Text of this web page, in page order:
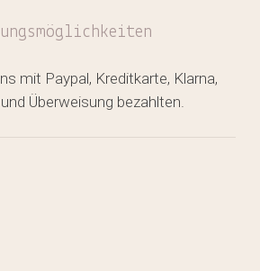
mit Paypal, Kreditkarte, Klarna,
Überweisung bezahlten.